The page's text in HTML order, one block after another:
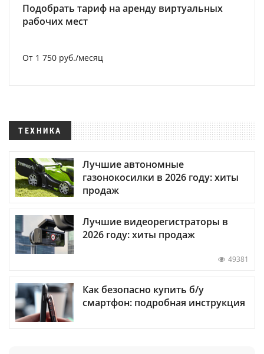
Подобрать тариф на аренду виртуальных
рабочих мест
От 1 750 руб./месяц
ТЕХНИКА
Лучшие автономные
газонокосилки в 2026 году: хиты
продаж
Лучшие видеорегистраторы в
2026 году: хиты продаж
49381
Как безопасно купить б/у
смартфон: подробная инструкция